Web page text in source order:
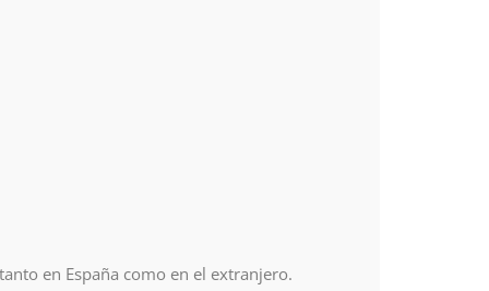
en España como en el extranjero.